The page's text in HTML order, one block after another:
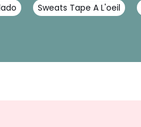
Sweats Tape A L'oeil